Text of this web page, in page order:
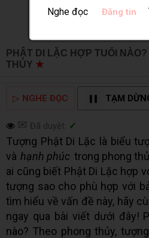
Nghe đọc Đăng tin
PHẬT DI LẶC HỢP TUỔI
THỦY ★
▷ NGHE ĐỌC TẠM
✉ Đã duyệt: ✓
Tượng Phật Di Lặc là biểu
và hạnh phúc trong phong
ai cũng biết Phật Di Lặc hợp
tượng sao cho phù hợp với
tìm hiểu về vấn đề này, hãy
ngay qua bài viết dưới đây!
nào? Theo phong thủy,